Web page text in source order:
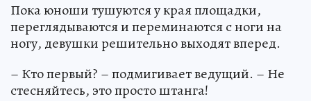
Пока юноши тушуются у края площадки,
переглядываются и переминаются с ноги на
ногу, девушки решительно выходят вперед.
– Кто первый? – подмигивает ведущий. – Не
стесняйтесь, это просто штанга!